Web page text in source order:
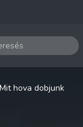
Mit hova dobjunk